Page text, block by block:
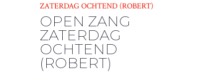
ZATERDAG OCHTEND (ROBERT)
OPEN ZANG
ZATERDAG
OCHTEND
(ROBERT)